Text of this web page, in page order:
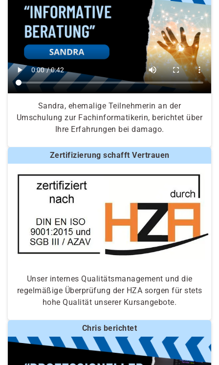
Sandra, ehemalige Teilnehmerin an der
Umschulung zur Fachinformatikerin, berichtet über
Ihre Erfahrungen bei damago.
Zertifizierung schafft Vertrauen
Unser internes Qualitätsmanagement und die
regelmäßige Überprüfung der HZA sorgen für stets
hohe Qualität unserer Kursangebote.
Chris berichtet